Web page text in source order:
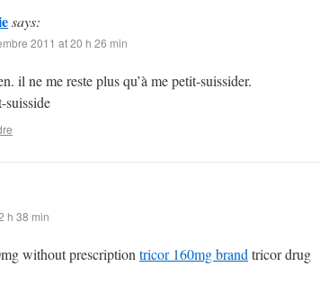
says:
2011 at 20 h 26 min
il ne me reste plus qu’à me petit-suissider.
h 38 min
without prescription tricor 160mg brand tricor drug